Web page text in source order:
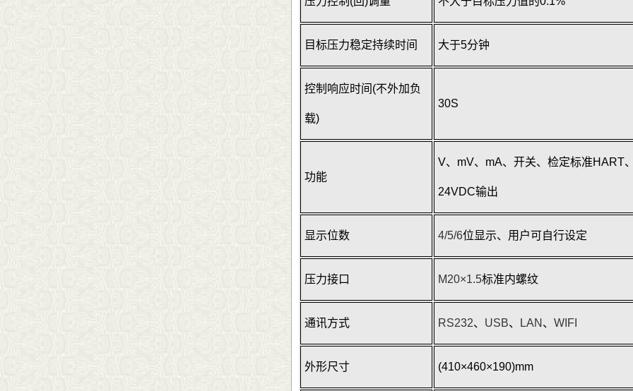
目标压力稳定持续时间 大于5分钟
控制响应时间 (不外加负
载)
30S
功能
V、 mV、 mA、 开关、检定标准HART
24VDC输出
显示位数 4/5/6位显示、用户可自行设定
压力接口 M20×1.5标准内螺纹
通讯方式 RS232、 USB、 LAN 、 WIFI
外形尺寸 (410×460×190)mm